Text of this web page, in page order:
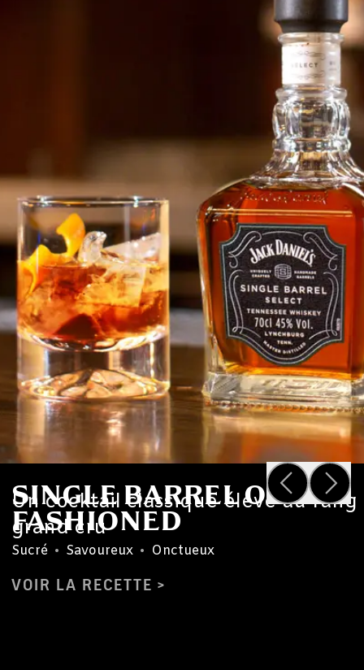
SINGLE BARREL OLD
FASHIONED
Un cocktail classique élevé au rang
grand cru
Sucré • Savoureux • Onctueux
VOIR LA RECETTE